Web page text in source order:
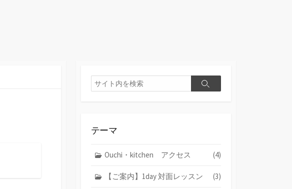
検
索
検
テーマ
Ouchi・kitchen アクセス (4)
【ご案内】1day 対面レッスン (3)